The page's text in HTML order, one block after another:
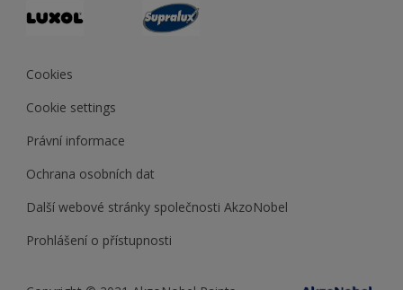
Cookies
Cookie settings
Právní informace
Ochrana osobních dat
Další webové stránky společnosti AkzoNobel
Prohlášení o přístupnosti